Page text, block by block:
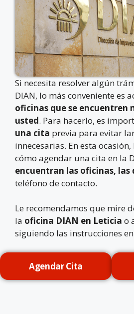
Si necesita resolver algún
DIAN, lo más conveniente es
oficinas que se encuentren
usted. Para hacerlo, es
una cita previa para evitar
innecesarias. En esta
cómo agendar una cita en la
encuentran las oficinas, las
teléfono de contacto.
Le recomendamos que mire
la oficina DIAN en Leticia o
siguiendo las instrucciones
Agendar Cita